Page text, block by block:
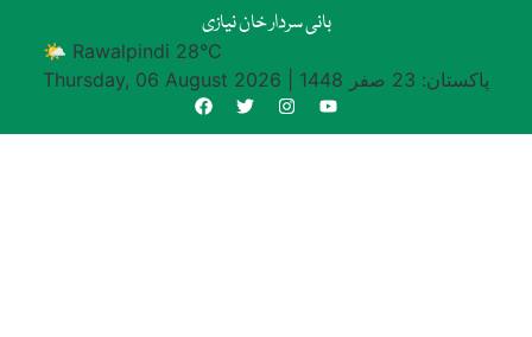
بانی سردار خان نیازی
🌤 Rawalpindi 28°C
Thursday, 06 August 2026
پاکستان: 23 صفر 1448